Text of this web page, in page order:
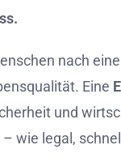
nach
Eine
und
– wie legal, schnell